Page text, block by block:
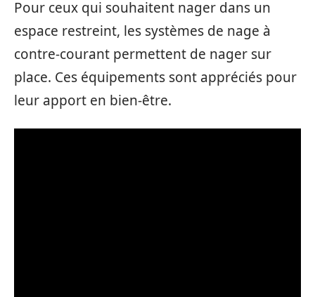
Pour ceux qui souhaitent nager dans un
espace restreint, les systèmes de nage à
contre-courant permettent de nager sur
place. Ces équipements sont appréciés pour
leur apport en bien-être.